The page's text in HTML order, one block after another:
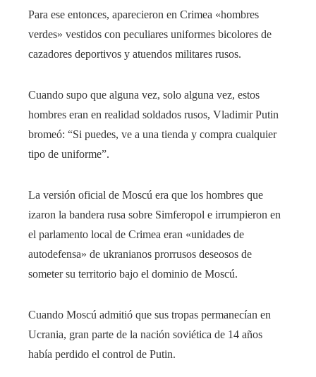
Para ese entonces, aparecieron en Crimea «hombres
verdes» vestidos con peculiares uniformes bicolores de
cazadores deportivos y atuendos militares rusos.
Cuando supo que alguna vez, solo alguna vez, estos
hombres eran en realidad soldados rusos, Vladimir Putin
bromeó: “Si puedes, ve a una tienda y compra cualquier
tipo de uniforme”.
La versión oficial de Moscú era que los hombres que
izaron la bandera rusa sobre Simferopol e irrumpieron en
el parlamento local de Crimea eran «unidades de
autodefensa» de ukranianos prorrusos deseosos de
someter su territorio bajo el dominio de Moscú.
Cuando Moscú admitió que sus tropas permanecían en
Ucrania, gran parte de la nación soviética de 14 años
había perdido el control de Putin.